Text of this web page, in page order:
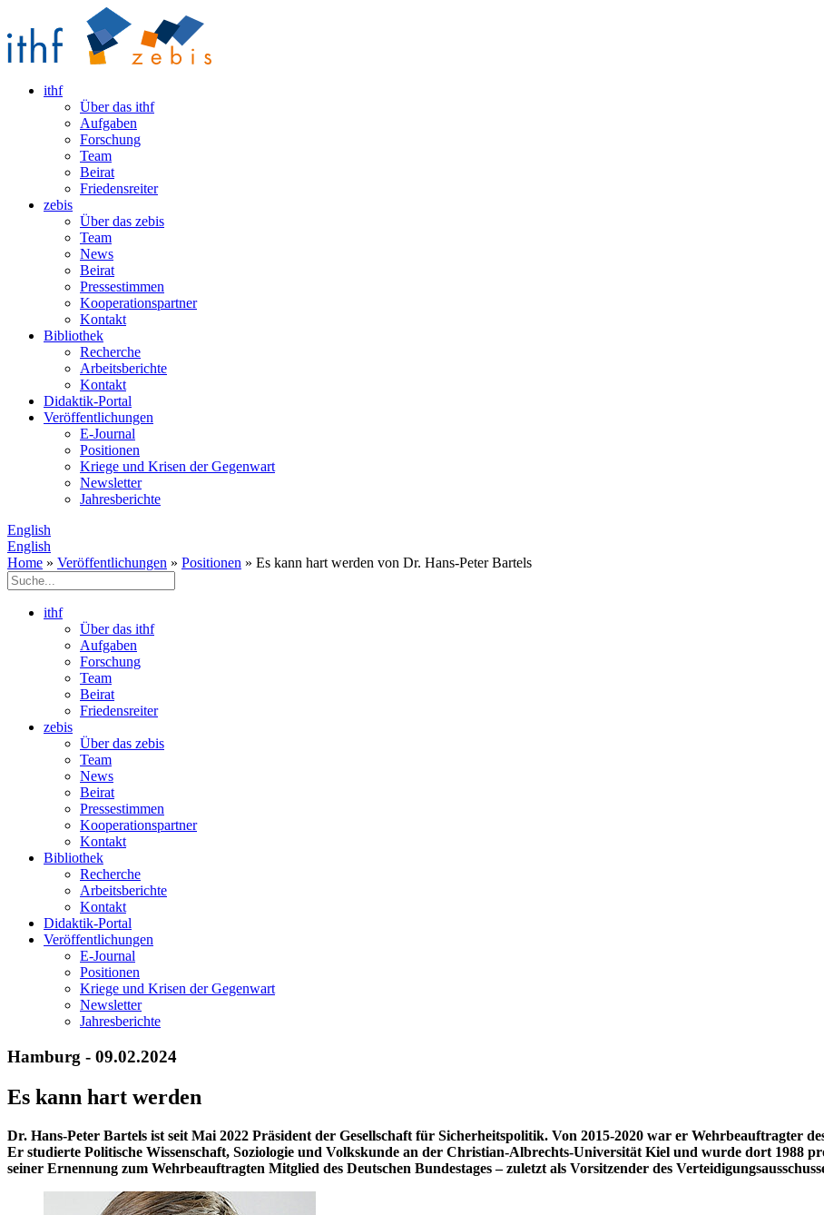
ithf
Über das ithf
Aufgaben
Forschung
Team
Beirat
Friedensreiter
zebis
Über das zebis
Team
News
Beirat
Pressestimmen
Kooperationspartner
Kontakt
Bibliothek
Recherche
Arbeitsberichte
Kontakt
Didaktik-Portal
Veröffentlichungen
E­-Journal
Positionen
Kriege und Krisen der Gegenwart
Newsletter
Jahresberichte
English
English
Home » Veröffentlichungen » Positionen » Es kann hart werden von Dr. Hans-Peter Bartels
ithf
Über das ithf
Aufgaben
Forschung
Team
Beirat
Friedensreiter
zebis
Über das zebis
Team
News
Beirat
Pressestimmen
Kooperationspartner
Kontakt
Bibliothek
Recherche
Arbeitsberichte
Kontakt
Didaktik-Portal
Veröffentlichungen
E­-Journal
Positionen
Kriege und Krisen der Gegenwart
Newsletter
Jahresberichte
Hamburg - 09.02.2024
Es kann hart werden
Dr. Hans-Peter Bartels ist seit Mai 2022 Präsident der Gesellschaft für Sicherheitspolitik. Von 2015-2020 war er Wehrbeauftragter
Er studierte Politische Wissenschaft, Soziologie und Volkskunde an der Christian-Albrechts-Universität Kiel und wurde dort 1988
seiner Ernennung zum Wehrbeauftragten Mitglied des Deutschen Bundestages – zuletzt als Vorsitzender des